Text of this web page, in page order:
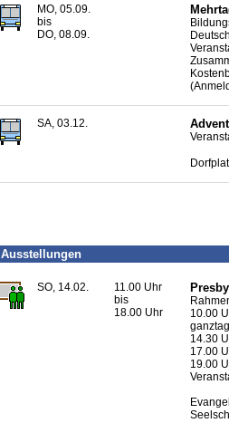
MO, 05.09.
bis
DO, 08.09.
SA, 03.12.
Ausstellungen
SO, 14.02.
11.00 Uhr
bis
18.00 Uhr
10.00
14.30
17.00
19.00